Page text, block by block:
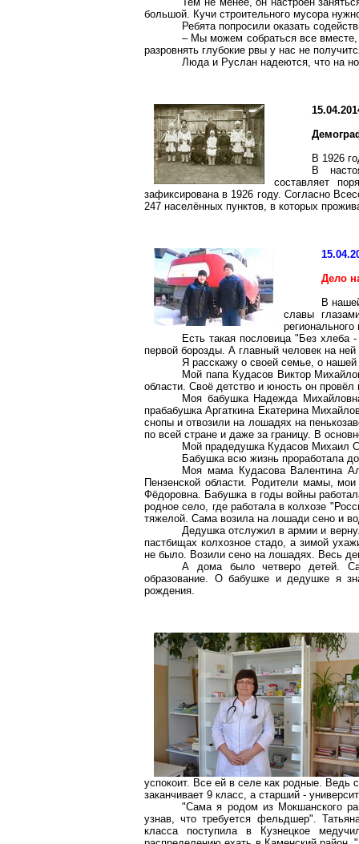
большой. Кучи строительного мусора
Ребята попросили оказать
– Мы можем собраться все вместе,
разровнять глубокие рвы у нас не
Люда и Руслан надеются, что на
В 1926
В
составляет
зафиксирована в 1926 году. Согласно
247 населённых пунктов, в которых
Дело
В
славы
Есть такая пословица "Без
первой борозды. А главный человек на ней
Я расскажу о своей семье, о нашей
Мой папа КудасовВиктор
области. Своё детство и юность он
Моя бабушка Надежда
прабабушкаАргаткинаЕкатерина
снопы и отвозили на лошадях на
по всей стране и даже за границу. В
Мой прадедушка Кудасов Михаил
Бабушка всю жизнь проработала
Моя мама КудасоваВалентина
Пензенской области. Родители мамы,
Фёдоровна. Бабушка в годы войны
родное село, где работала в колхозе
тяжелой. Сама возила на лошади сено и
Дедушка отслужил в армии и
пастбищах колхозное стадо, а зимой
не было. Возили сено на лошадях. Весь
А дома было четверо детей.
образование. О бабушке и дедушке я
рождения.
успокоит. Все ей в селе как родные. Ведь
заканчивает 9 класс, а старший -
"Сама я родом из Мокшанского
узнав, что требуется фельдшер".
класса поступила в Кузнецкое